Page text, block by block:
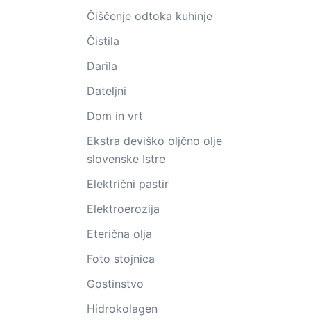
Čiščenje odtoka kuhinje
Čistila
Darila
Dateljni
Dom in vrt
Ekstra deviško oljčno olje
slovenske Istre
Električni pastir
Elektroerozija
Eterična olja
Foto stojnica
Gostinstvo
Hidrokolagen